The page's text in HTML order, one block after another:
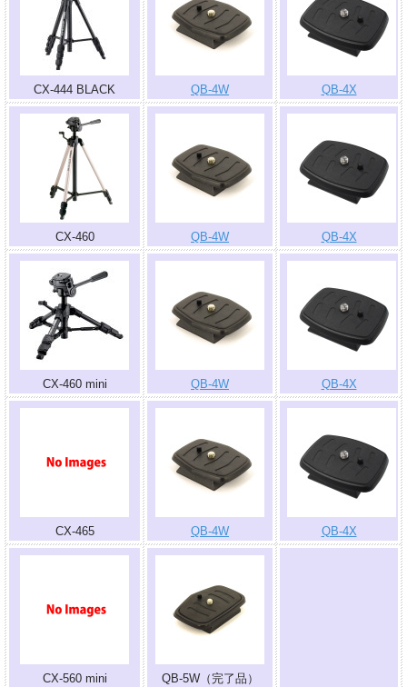
CX-444 BLACK QB-4W QB-4X
CX-460 QB-4W QB-4X
CX-460 mini QB-4W QB-4X
CX-465 QB-4W QB-4X
CX-560 mini QB-5W（完了品）